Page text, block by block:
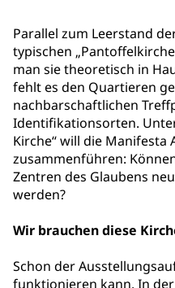
Parallel zum Leerstand
typischen
man sie theoretisch in
fehlt es den Quartieren
nachbarschaftlichen
Identifikationsorten.
Kirche“ will die
zusammenführen:
Zentren des Glaubens
werden?
Wir brauchen diese
Schon der
funktionieren kann. In